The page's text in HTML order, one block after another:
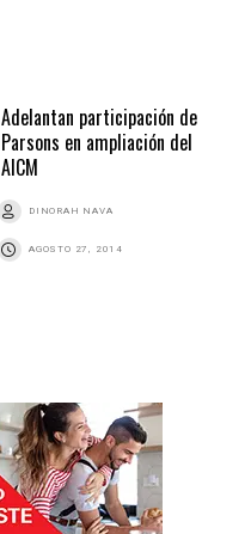
Adelantan participación de
Parsons en ampliación del
AICM
DINORAH NAVA
AGOSTO 27, 2014